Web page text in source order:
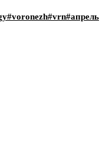
#voronezh#vrn#апрель